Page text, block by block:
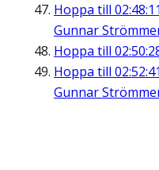
Hoppa till 02:48:11
Gunnar
Hoppa till
Hoppa till 02:52:41
Gunnar